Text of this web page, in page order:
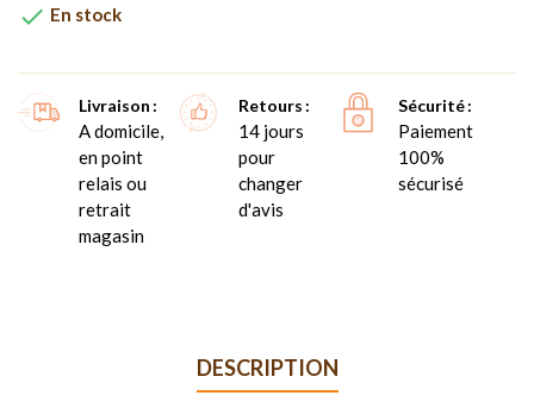
 En stock
Livraison
A domicile,
en point
relais ou
retrait
magasin
Retours
14 jours
pour
changer
d'avis
Sécurité
Paiement
100%
sécurisé
DESCRIPTION